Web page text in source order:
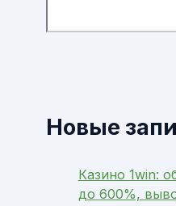
Новые
Казино 1win:
до 600%,